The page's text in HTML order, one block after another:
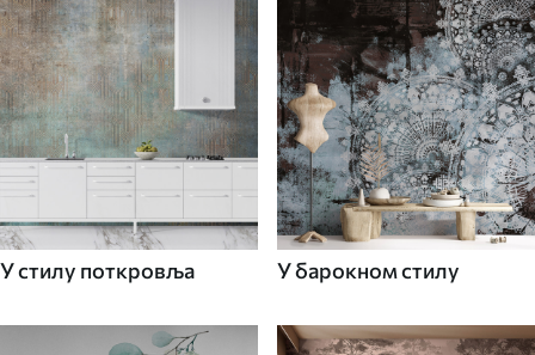
У стилу поткровља У барокном стилу